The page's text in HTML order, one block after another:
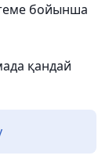
бойынша
қандай